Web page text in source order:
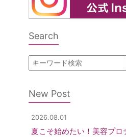
Search
New Post
2026.08.01
夏こそ始めたい！美容プロ